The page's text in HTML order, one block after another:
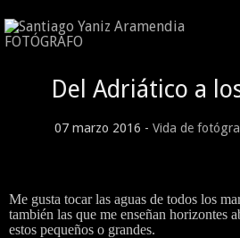
Del Adriático a
07 marzo 2016 - Vida de
Me gusta tocar las aguas de todos los
también las que me enseñan horizontes
estos pequeños o grandes.